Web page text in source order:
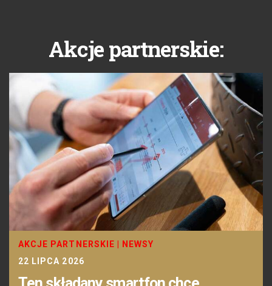
Akcje partnerskie:
AKCJE PARTNERSKIE
NEWSY
22 LIPCA 2026